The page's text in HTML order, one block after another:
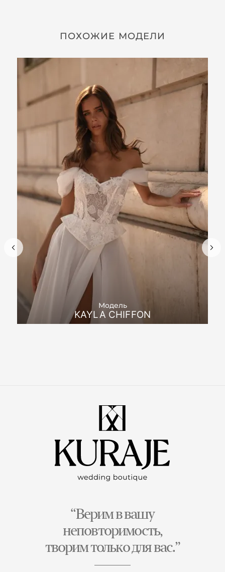
ПОХОЖИЕ МОДЕЛИ
Модель
KAYLA CHIFFON
“Верим в вашу
неповторимость,
творим только для вас.”